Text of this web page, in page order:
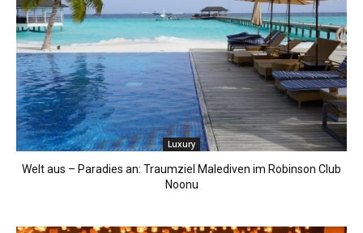
Luxury
Welt aus – Paradies an: Traumziel Malediven im Robinson Club
Noonu